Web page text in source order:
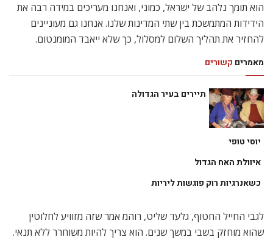
הוא תומך נלהב של ישראל, כמוני, ואנחנו מעריכים במידה רבה את
הידידות המתמשכת בין שתי המדינות שלנו. אנחנו גם מעוניינים
להחזיר את תהליך השלום למסלול, כך שלא ייאבד המומנטום.
מאמרים קשורים
תיירים בעיר הגדולה
יוסי טופי
איוולת האח הגדול
כשאנרגיות רוק פוגשות ליריות
לגבי החייל החטוף, גלעד שליט, רוהמ אמר שזה מזוויע לחלוטין
שהוא מוחזק בשבי במשך שנים. הוא צריך להיות משוחרר ללא תנאי.